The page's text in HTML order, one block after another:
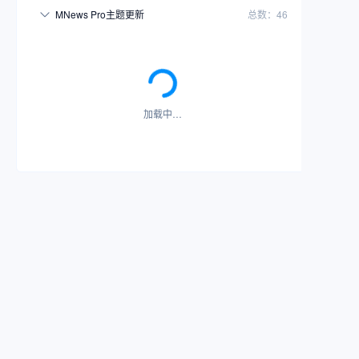
MNews Pro主题更新 总数：46
加载中…